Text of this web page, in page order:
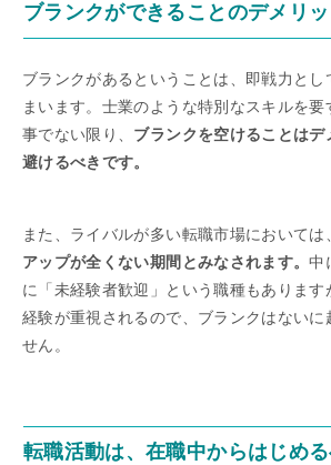
ブランクができることのデメリッ
ブランクがあるということは、即戦力とし
まいます。士業のような特別なスキルを
事でない限り、 ブランクを空けることは
避けるべきです。
また、ライバルが多い転職市場においては
アップが全くない期間とみなされます。中
に「未経験者歓迎」という職種もあります
経験が重視されるので、ブランクはないに
せん。
転職活動は、在職中からはじめる